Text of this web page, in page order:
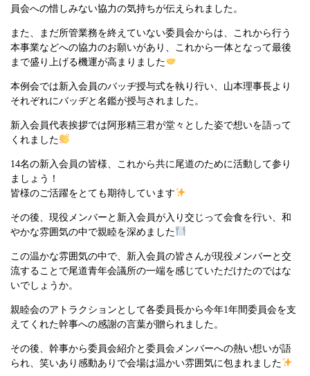
員会への惜しみない協力の気持ちが伝えられました。
また、まだ所管業務を終えていない委員会からは、これから行う
本事業などへの協力のお願いがあり、これから一体となって最後
まで盛り上げる機運が高まりました
本例会では新入会員のバッヂ授与式を執り行い、山本理事長より
それぞれにバッヂと名鑑が授与されました。
新入会員代表挨拶では阿形精三君が堂々とした姿で想いを語って
くれました
14名の新入会員の皆様、これから共に尾道のために活動して参り
ましょう！
皆様のご活躍をとても期待しています
その後、現役メンバーと新入会員が入り交じって会食を行い、和
やかな雰囲気の中で親睦を深めました
この温かな雰囲気の中で、新入会員の皆さんが現役メンバーと交
流することで尾道青年会議所の一端を感じていただけたのではな
いでしょうか。
親睦会のアトラクションとして各委員長から今年1年間委員会を支
えてくれた幹事への感謝の言葉が贈られました。
その後、幹事から委員会紹介と委員会メンバーへの熱い想いが語
られ、笑いあり感動ありで会場は温かい雰囲気に包まれました